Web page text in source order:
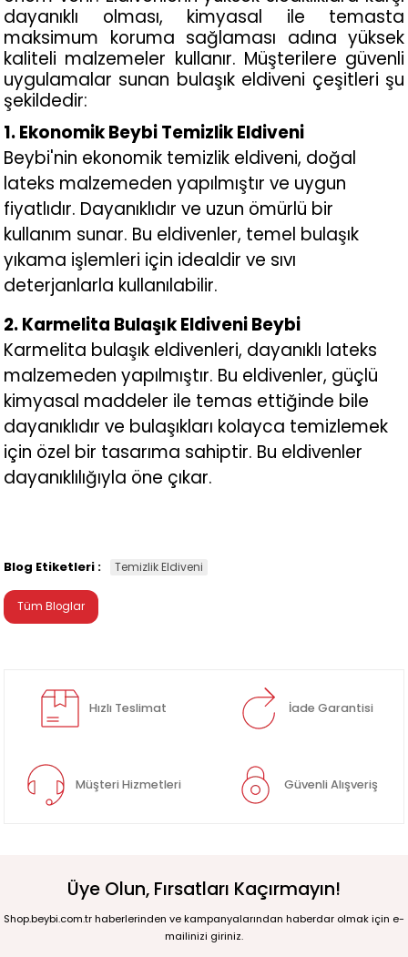
dayanıklı olması, kimyasal ile temasta
maksimum koruma sağlaması adına yüksek
kaliteli malzemeler kullanır. Müşterilere güvenli
uygulamalar sunan bulaşık eldiveni çeşitleri şu
şekildedir:
1. Ekonomik Beybi Temizlik Eldiveni
Beybi'nin ekonomik temizlik eldiveni, doğal
lateks malzemeden yapılmıştır ve uygun
fiyatlıdır. Dayanıklıdır ve uzun ömürlü bir
kullanım sunar. Bu eldivenler, temel bulaşık
yıkama işlemleri için idealdir ve sıvı
deterjanlarla kullanılabilir.
2. Karmelita Bulaşık Eldiveni Beybi
Karmelita bulaşık eldivenleri, dayanıklı lateks
malzemeden yapılmıştır. Bu eldivenler, güçlü
kimyasal maddeler ile temas ettiğinde bile
dayanıklıdır ve bulaşıkları kolayca temizlemek
için özel bir tasarıma sahiptir. Bu eldivenler
dayanıklılığıyla öne çıkar.
Blog Etiketleri : Temizlik Eldiveni
Tüm Bloglar
Hızlı Teslimat İade Garantisi
Müşteri Hizmetleri Güvenli Alışveriş
Üye Olun, Fırsatları Kaçırmayın!
Shop.beybi.com.tr haberlerinden ve kampanyalarından haberdar olmak için e-
mailinizi giriniz.